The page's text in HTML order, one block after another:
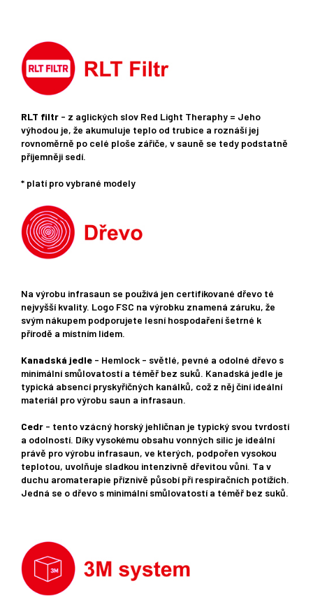
RLT filtr - z aglických slov Red Light Theraphy = Jeho
výhodou je, že akumuluje teplo od trubice a roznáší jej
rovnoměrně po celé ploše zářiče, v sauně se tedy podstatně
příjemněji sedí.
* platí pro vybrané modely
Na výrobu infrasaun se používá jen certifikované dřevo té
nejvyšší kvality. Logo FSC na výrobku znamená záruku, že
svým nákupem podporujete lesní hospodaření šetrné k
přírodě a místním lidem.
Kanadská jedle - Hemlock - světlé, pevné a odolné dřevo s
minimální smůlovatostí a téměř bez suků. Kanadská jedle je
typická absencí pryskyřičných kanálků, což z něj činí ideální
materiál pro výrobu saun a infrasaun.
Cedr - tento vzácný horský jehličnan je typický svou tvrdostí
a odolností. Díky vysokému obsahu vonných silic je ideální
právě pro výrobu infrasaun, ve kterých, podpořen vysokou
teplotou, uvolňuje sladkou intenzivně dřevitou vůni. Ta v
duchu aromaterapie příznivě působí při respiračních potížích.
Jedná se o dřevo s minimální smůlovatostí a téměř bez suků.